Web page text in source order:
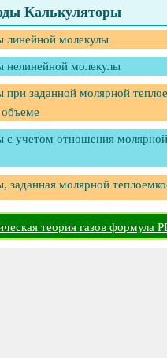
Калькуляторы
линейной молекулы
нелинейной молекулы
при заданной молярной
с учетом отношения молярной
заданная молярной
заданная молярной
теория газов формула